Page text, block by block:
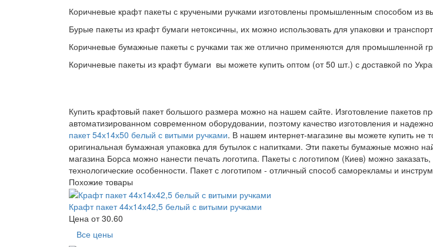
Коричневые крафт пакеты с кручеными ручками изготовлены промышленным способом из
Бурые пакеты из крафт бумаги нетоксичны, их можно использовать для упаковки и
Коричневые бумажные пакеты с ручками так же отлично применяются для промышленной
Коричневые пакеты из крафт бумаги вы можете купить оптом (от 50 шт.) с доставкой по
Купить крафтовый пакет большого размера можно на нашем сайте. Изготовление пакетов
автоматизированном современном оборудовании, поэтому качество изготовления и
пакет 54х14х50 белый с витыми ручками. В нашем интернет-магазине вы можете купить не
оригинальная бумажная упаковка для бутылок с напитками. Эти пакеты бумажные можно
магазина Борса можно нанести печать логотипа. Пакеты с логотипом (Киев) можно
технологические особенности. Пакет с логотипом - отличный способ саморекламы и
Похожие товары
Крафт пакет 44х14х42,5 белый с витыми ручками
Цена от30.60
Все цены